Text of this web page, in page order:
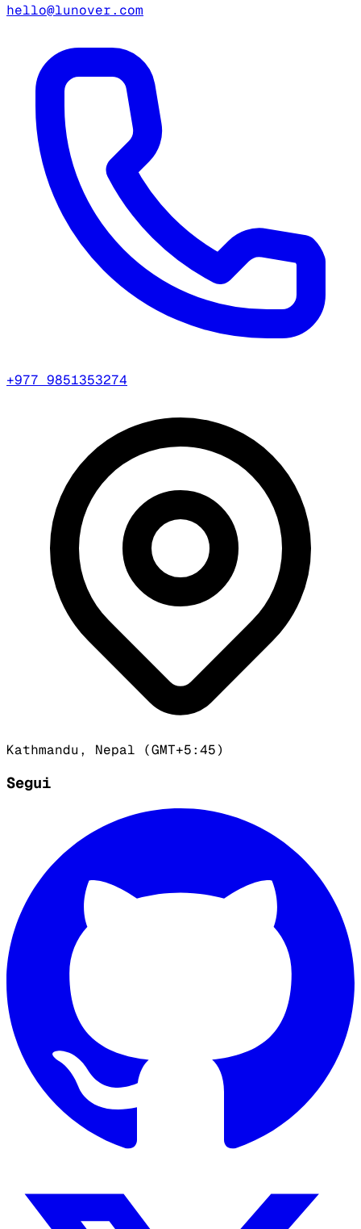
hello@lunover.com
+977 9851353274
Kathmandu, Nepal (GMT+5:45)
Segui